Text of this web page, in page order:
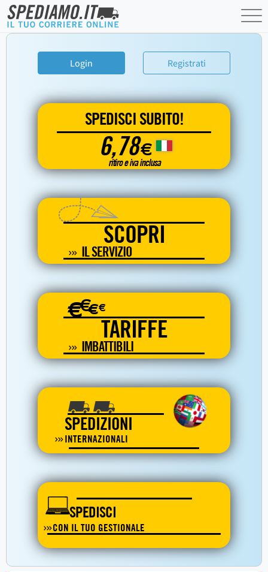
Login Registrati
SPEDISCI SUBITO!
6,78€
ritiro e iva inclusa
SCOPRI
IL SERVIZIO
€€€€
TARIFFE
IMBATTIBILI
SPEDIZIONI
INTERNAZIONALI
SPEDISCI
CON IL TUO GESTIONALE